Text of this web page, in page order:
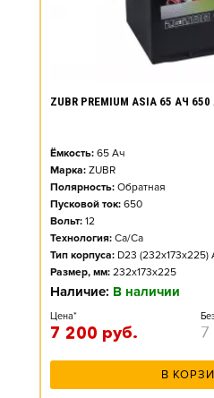
ZUBR PREMIUM ASIA 65 АЧ
Ёмкость: 65 Ач
Марка: ZUBR
Полярность: Обратная
Пусковой ток: 650
Вольт: 12
Технология: Ca/Ca
Тип корпуса: D23 (232x173x225)
Размер, мм: 232x173x225
Наличие: В наличии
Цена*
7 200 руб. 7
В